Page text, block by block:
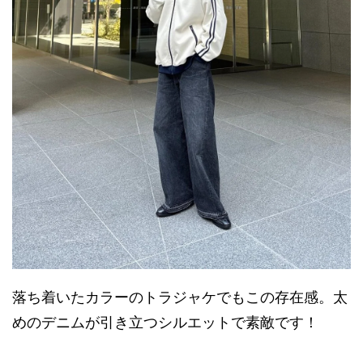
落ち着いたカラーのトラジャケでもこの存在感。太
めのデニムが引き立つシルエットで素敵です！